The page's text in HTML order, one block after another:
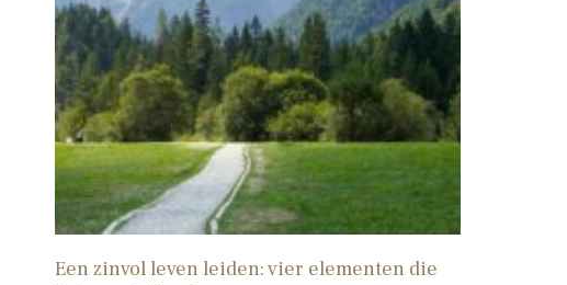
Een zinvol leven leiden: vier elementen die